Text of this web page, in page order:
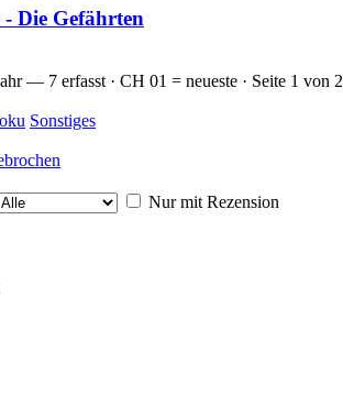
Die Gefährten
— 7 erfasst · CH 01 = neueste · Seite 1 von 2
Sonstiges
Nur mit Rezension